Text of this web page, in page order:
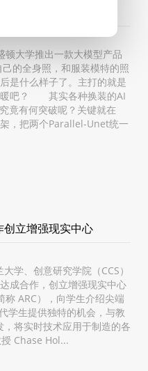
试衣
大学推出一款大模型产品
的全身照，和服装模特的照
是什么样子了。主打的就是
暖吧？ 其实各种换装的AI
竟有何突破呢？关键就在
，把两个Parallel-Unet统一
立增强现实中心
学、创意研究学院（CCS）
成合作，创立增强现实中心
ARC），向学生介绍尖端
生提供独特的机会，与教
将实时技术应用于制造的各
Chase Hol...